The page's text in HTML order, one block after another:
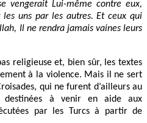
vengerait Lui-même contre eux,
uns par les autres. Et ceux qui
Il ne rendra jamais vaines leurs
religieuse et, bien sûr, les textes
à la violence. Mais il ne sert
qui ne furent d’ailleurs au
destinées à venir en aide aux
par les Turcs à partir de